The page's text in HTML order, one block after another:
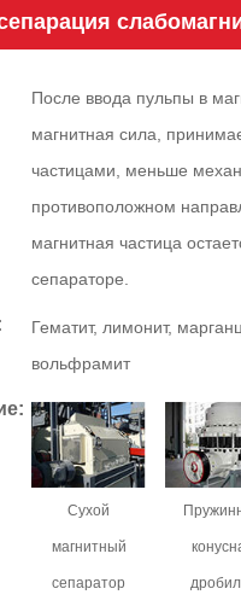
После ввода пульпы в
магнитная сила,
частицами, меньше
противоположном
магнитная частица
сепараторе.
Гематит, лимонит,
вольфрамит
Сухой
магнитный
сепаратор